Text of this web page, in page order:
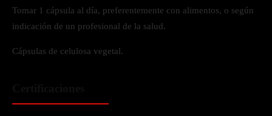
Tomar 1 cápsula al día, preferentemente con alimentos, o según
indicación de un profesional de la salud.
Cápsulas de celulosa vegetal.